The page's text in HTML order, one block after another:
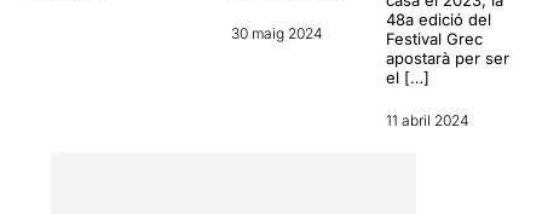
30 maig 2024
48a edició del
Festival Grec
apostarà per ser
el […]
11 abril 2024